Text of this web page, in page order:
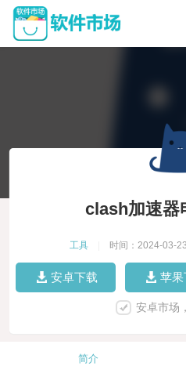
clash加速器
工具 时间：2024-03-23
安卓下载 苹果
安卓市场
简介